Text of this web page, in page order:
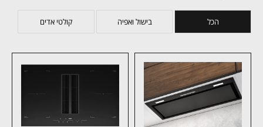
הכל בישול ואפיה קולטי אדים